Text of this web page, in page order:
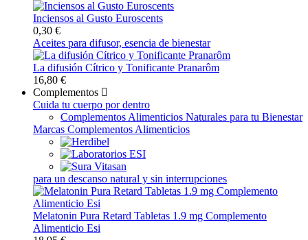
Inciensos al Gusto Euroscents
0,30 €
Aceites para difusor, esencia de bienestar
La difusión Cítrico y Tonificante Pranarôm
16,80 €
Complementos
Cuida tu cuerpo por dentro
Complementos Alimenticios Naturales para tu Bienestar
Marcas Complementos Alimenticios
para un descanso natural y sin interrupciones
Melatonin Pura Retard Tabletas 1.9 mg Complemento
Alimenticio Esi